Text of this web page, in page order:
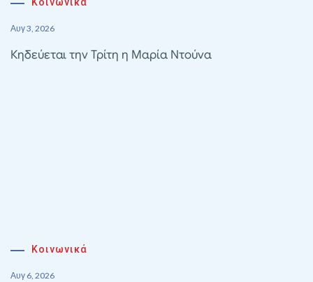
Αυγ 3, 2026
Κηδεύεται την Τρίτη η Μαρία Ντούνα
Κοινωνικά
Αυγ 6, 2026